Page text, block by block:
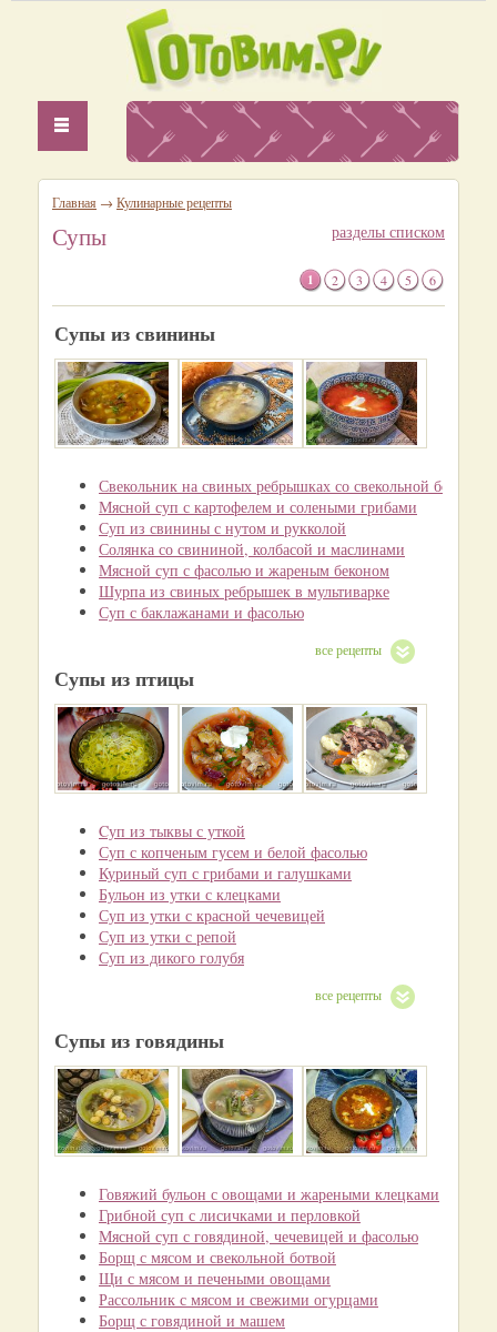
Главная → Кулинарные рецепты
разделы списком
Супы
1 2 3 4 5 6
Супы из свинины
Свекольник на свиных ребрышках со свекольной ботвой
Мясной суп с картофелем и солеными грибами
Суп из свинины с нутом и рукколой
Солянка со свининой, колбасой и маслинами
Мясной суп с фасолью и жареным беконом
Шурпа из свиных ребрышек в мультиварке
Суп с баклажанами и фасолью
все рецепты
Супы из птицы
Cуп из тыквы с уткой
Суп с копченым гусем и белой фасолью
Куриный суп с грибами и галушками
Бульон из утки с клецками
Суп из утки с красной чечевицей
Суп из утки с репой
Суп из дикого голубя
все рецепты
Супы из говядины
Говяжий бульон с овощами и жареными клецками
Грибной суп с лисичками и перловкой
Мясной суп с говядиной, чечевицей и фасолью
Борщ с мясом и свекольной ботвой
Щи с мясом и печеными овощами
Рассольник с мясом и свежими огурцами
Борщ с говядиной и машем